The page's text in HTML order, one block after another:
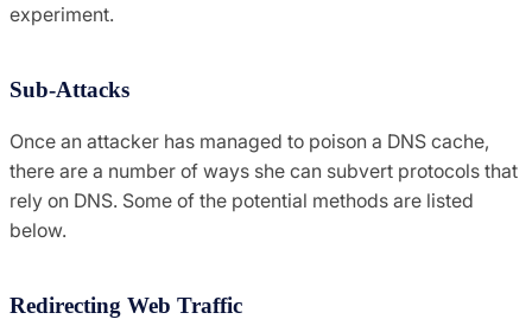
experiment.
Sub-Attacks
Once an attacker has managed to poison a DNS cache,
there are a number of ways she can subvert protocols that
rely on DNS. Some of the potential methods are listed
below.
Redirecting Web Traffic